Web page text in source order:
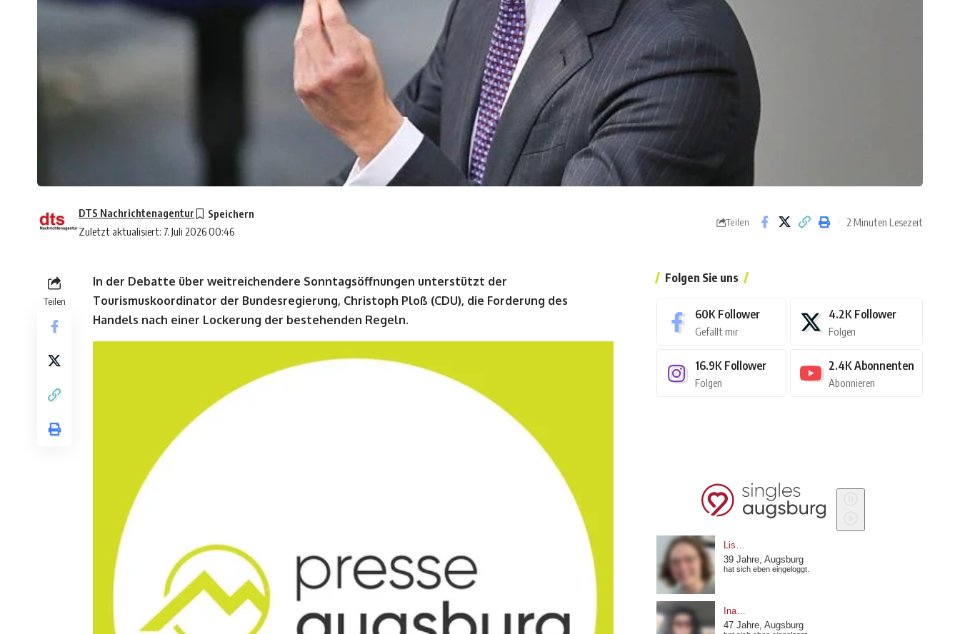
Zuletzt aktualisiert: 7. Juli 2026 00:46
DTS Nachrichtenagentur
Teilen 2 Minuten Lesezeit
Teilen
In der Debatte über weitreichendere Sonntagsöffnungen unterstützt der
Tourismuskoordinator der Bundesregierung, Christoph Ploß (CDU), die Forderung des
Handels nach einer Lockerung der bestehenden Regeln.
Folgen Sie uns
60K Follower
Gefällt mir
4.2K Follower
Folgen
16.9K Follower
Folgen
2.4K Abonnenten
Abonnieren